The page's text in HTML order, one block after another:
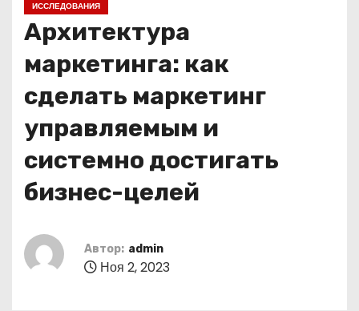
ИССЛЕДОВАНИЯ
Архитектура
маркетинга: как
сделать маркетинг
управляемым и
системно достигать
бизнес-целей
Автор: admin
Ноя 2, 2023